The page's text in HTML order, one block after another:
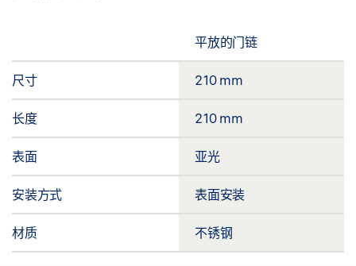
平放的门链
尺寸 210 mm
长度 210 mm
表面 亚光
安装方式 表面安装
材质 不锈钢